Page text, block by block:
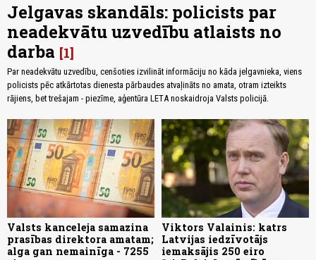
Jelgavas skandāls: policists par
neadekvātu uzvedību atlaists no
darba 1
Par neadekvātu uzvedību, cenšoties izvilināt informāciju no kāda jelgavnieka, viens
policists pēc atkārtotas dienesta pārbaudes atvaļināts no amata, otram izteikts
rājiens, bet trešajam - piezīme, aģentūra LETA noskaidroja Valsts policijā.
Valsts kanceleja samazina
prasības direktora amatam;
alga gan nemainīga - 7255
Viktors Valainis: katrs
Latvijas iedzīvotājs
iemaksājis 250 eiro